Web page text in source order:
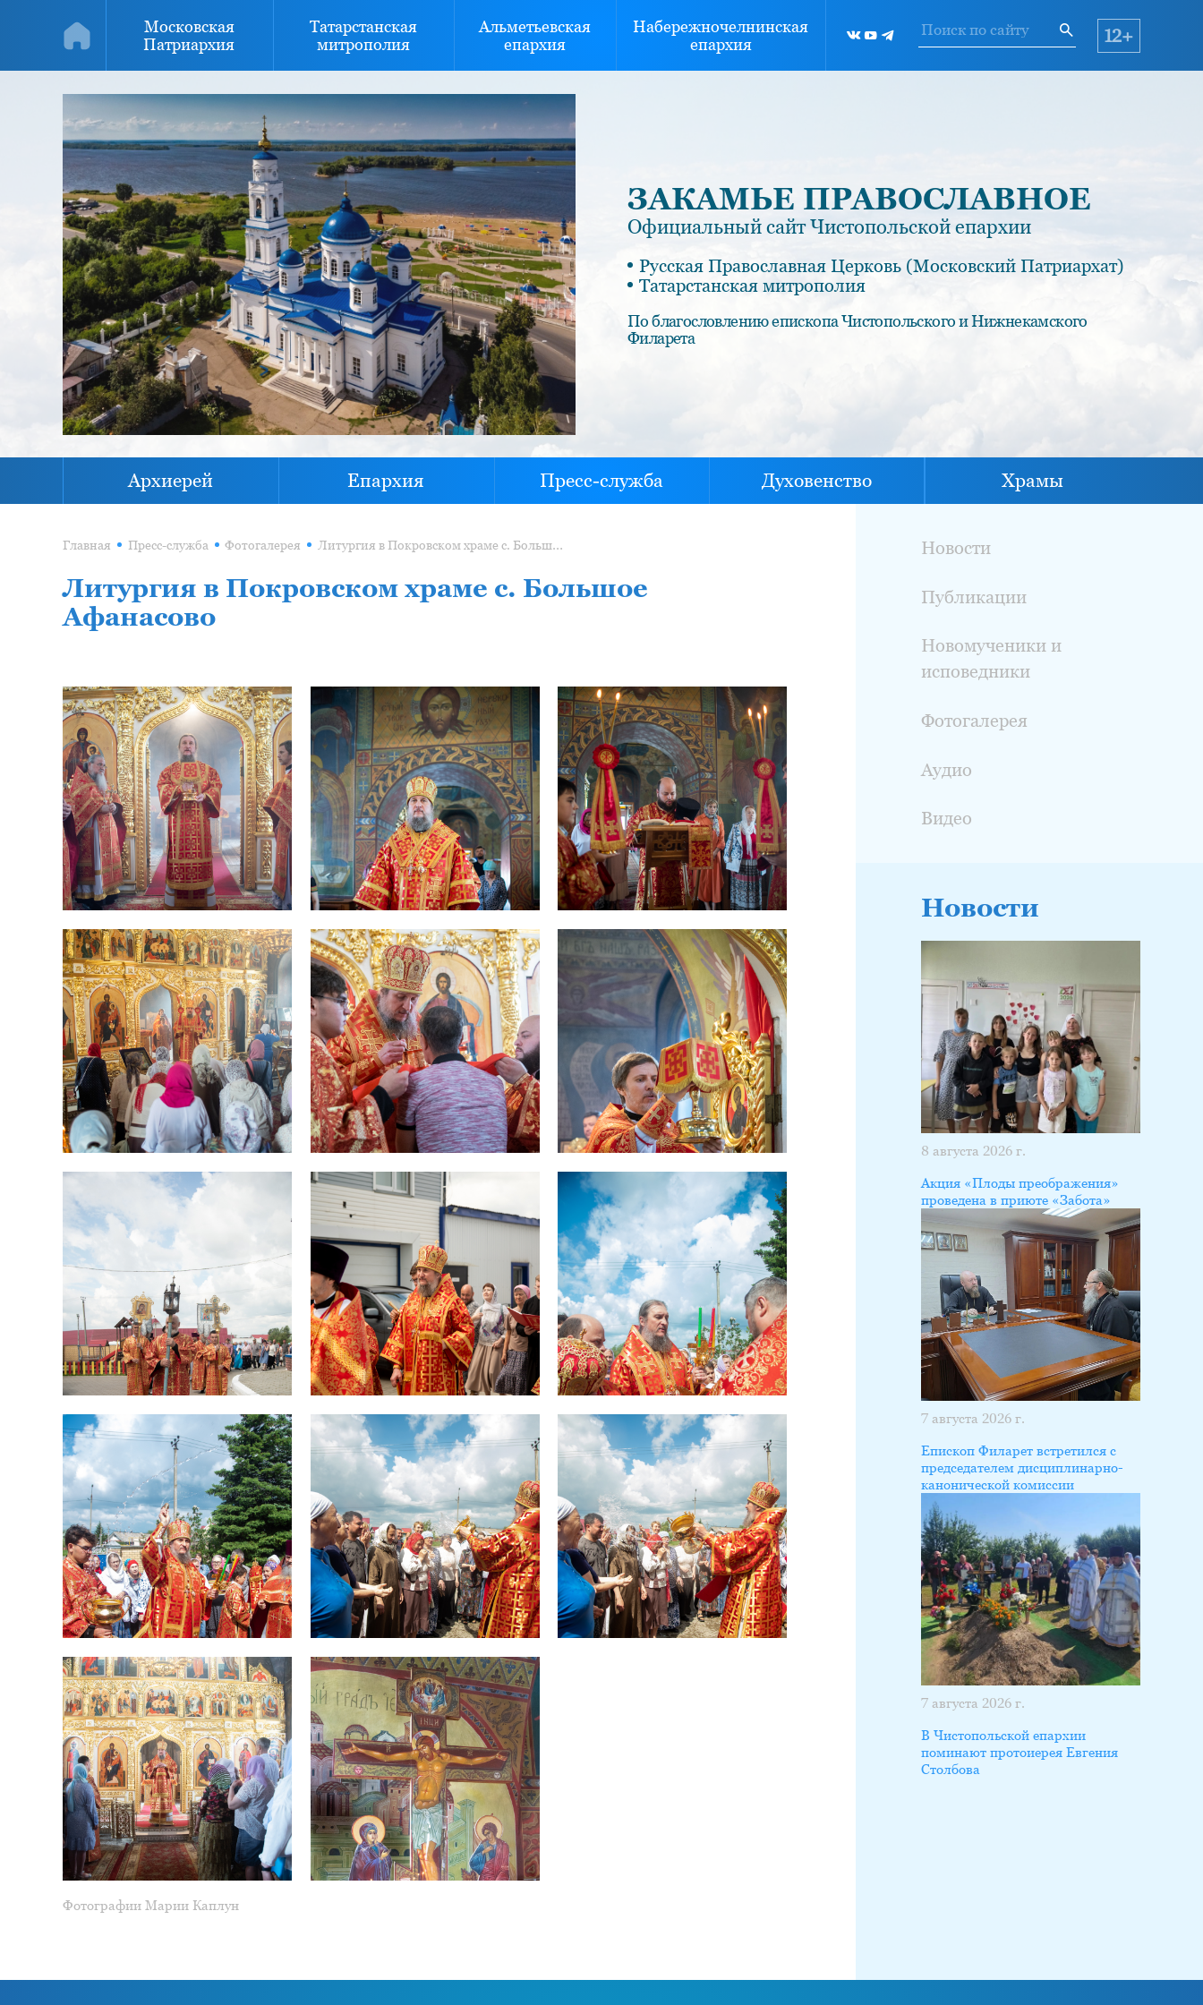
Московская
Патриархия
Татарстанская
митрополия
Альметьевская
епархия
Набережночелнинская
епархия
12+
ЗАКАМЬЕ ПРАВОСЛАВНОЕ
Официальный сайт Чистопольской епархии
Русская Православная Церковь (Московский Патриархат)
Татарстанская митрополия
По благословлению епископа Чистопольского и Нижнекамского
Филарета
Архиерей Епархия Пресс-служба Духовенство Храмы
Главная Пресс-служба Фотогалерея Литургия в Покровском храме с. Большое Афанасово
Литургия в Покровском храме с. Большое
Афанасово
Фотографии Марии Каплун
Новости
Публикации
Новомученики и
исповедники
Фотогалерея
Аудио
Видео
Новости
8 августа 2026 г.
Акция «Плоды преображения»
проведена в приюте «Забота»
7 августа 2026 г.
Епископ Филарет встретился с
председателем дисциплинарно-
канонической комиссии
7 августа 2026 г.
В Чистопольской епархии
поминают протоиерея Евгения
Столбова